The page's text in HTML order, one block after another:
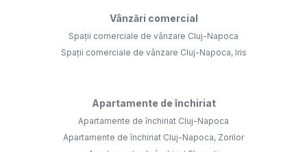
Vânzări comercial
Spații comerciale de vânzare Cluj-Napoca
Spații comerciale de vânzare Cluj-Napoca, Iris
Apartamente de închiriat
Apartamente de închiriat Cluj-Napoca
Apartamente de închiriat Cluj-Napoca, Zorilor